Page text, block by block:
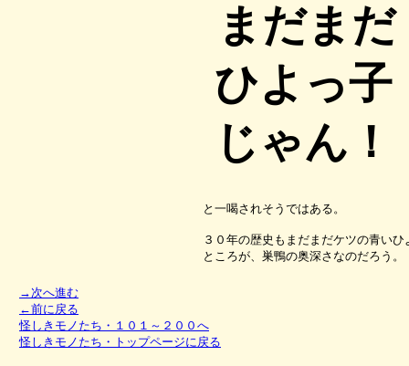
まだまだ
ひよっ子
じゃん！
と一喝されそうではある。
３０年の歴史もまだまだケツの青い
ところが、巣鴨の奥深さなのだろう。
→次へ進む
←前に戻る
怪しきモノたち・１０１～２００へ
怪しきモノたち・トップページに戻る